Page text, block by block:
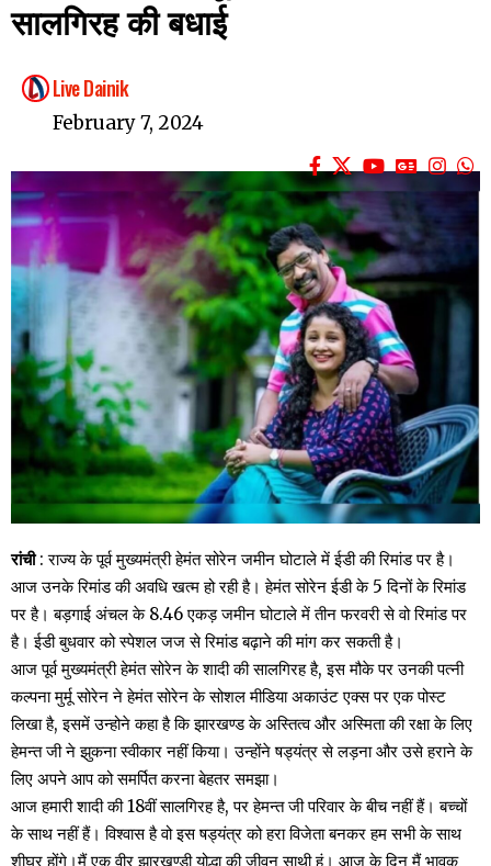
सालगिरह की बधाई
Live Dainik
February 7, 2024
रांची: राज्य के पूर्व मुख्यमंत्री हेमंत सोरेन जमीन घोटाले में ईडी की रिमांड पर है।
आज उनके रिमांड की अवधि खत्म हो रही है। हेमंत सोरेन ईडी के 5 दिनों के रिमांड
पर है। बड़गाई अंचल के 8.46 एकड़ जमीन घोटाले में तीन फरवरी से वो रिमांड पर
है। ईडी बुधवार को स्पेशल जज से रिमांड बढ़ाने की मांग कर सकती है।
आज पूर्व मुख्यमंत्री हेमंत सोरेन के शादी की सालगिरह है, इस मौके पर उनकी पत्नी
कल्पना मुर्मू सोरेन ने हेमंत सोरेन के सोशल मीडिया अकाउंट एक्स पर एक पोस्ट
लिखा है, इसमें उन्होने कहा है कि झारखण्ड के अस्तित्व और अस्मिता की रक्षा के लिए
हेमन्त जी ने झुकना स्वीकार नहीं किया। उन्होंने षड्यंत्र से लड़ना और उसे हराने के
लिए अपने आप को समर्पित करना बेहतर समझा।
आज हमारी शादी की 18वीं सालगिरह है, पर हेमन्त जी परिवार के बीच नहीं हैं। बच्चों
के साथ नहीं हैं। विश्वास है वो इस षड्यंत्र को हरा विजेता बनकर हम सभी के साथ
शीघ्र होंगे।मैं एक वीर झारखण्डी योद्धा की जीवन साथी हूं। आज के दिन मैं भावुक